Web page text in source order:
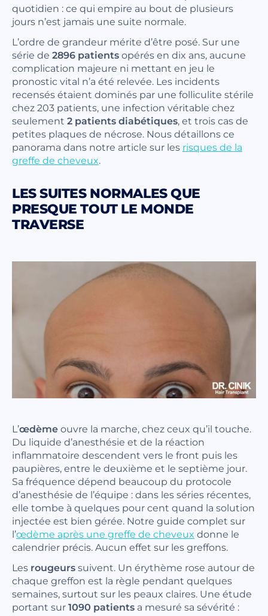
quotidien : ce qui empire au bout de plusieurs
jours n’est jamais une suite normale.
L’ordre de grandeur mérite d’être posé. Sur une
série de 2896 patientsopérés en dix ans, aucune
complication majeure ni mettant en jeu le
pronostic vital n’a été relevée. Les incidents
recensés étaient dominés par une folliculite stérile
chez 203 patients, une infection véritable chez
seulement 2 patients diabétiques, et trois cas de
petites plaques de nécrose. Nous détaillons ce
panorama dans notre article sur les risques de la
greffe de cheveux.
LES SUITES NORMALES QUE
PRESQUE TOUT LE MONDE
TRAVERSE
L’œdèmeouvre la marche, chez ceux qu’il touche.
Du liquide d’anesthésie et de la réaction
inflammatoire descendent vers le front puis les
paupières, entre le deuxième et le septième jour.
Sa fréquence dépend beaucoup du protocole
d’anesthésie de l’équipe : dans les séries récentes,
elle tombe à quelques pour cent quand la solution
injectée est bien gérée. Notre guide complet sur
l’œdème après une greffe de cheveux donne le
calendrier précis. Aucun effet sur les greffons.
Les rougeurssuivent. Un érythème rose autour de
chaque greffon est la règle pendant quelques
semaines, surtout sur les peaux claires. Une étude
portant sur1090 patients a mesuré sa sévérité :